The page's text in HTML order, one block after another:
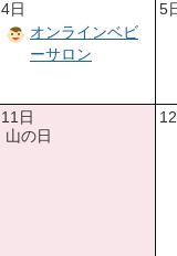
4日
オンラインベビ
ーサロン
5
11日
山の日